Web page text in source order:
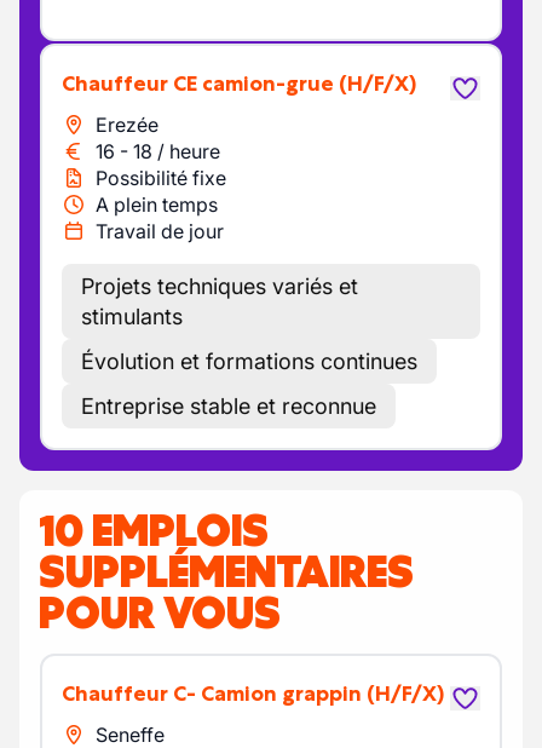
Chauffeur CE camion-grue (H/F/X)
Erezée
16 - 18 / heure
Possibilité fixe
A plein temps
Travail de jour
Projets techniques variés et
stimulants
Évolution et formations continues
Entreprise stable et reconnue
10 EMPLOIS
SUPPLÉMENTAIRES
POUR VOUS
Chauffeur C- Camion grappin (H/F/X)
Seneffe